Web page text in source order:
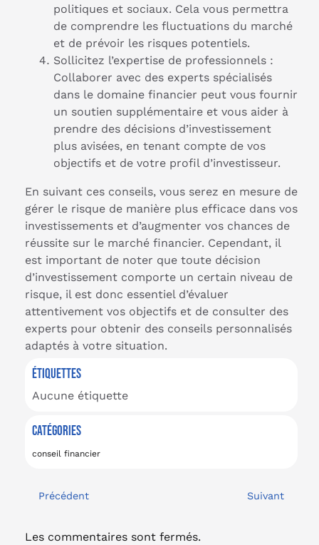
politiques et sociaux. Cela vous permettra
de comprendre les fluctuations du marché
et de prévoir les risques potentiels.
Sollicitez l’expertise de professionnels :
Collaborer avec des experts spécialisés
dans le domaine financier peut vous fournir
un soutien supplémentaire et vous aider à
prendre des décisions d’investissement
plus avisées, en tenant compte de vos
objectifs et de votre profil d’investisseur.
En suivant ces conseils, vous serez en mesure de
gérer le risque de manière plus efficace dans vos
investissements et d’augmenter vos chances de
réussite sur le marché financier. Cependant, il
est important de noter que toute décision
d’investissement comporte un certain niveau de
risque, il est donc essentiel d’évaluer
attentivement vos objectifs et de consulter des
experts pour obtenir des conseils personnalisés
adaptés à votre situation.
ÉTIQUETTES
Aucune étiquette
CATÉGORIES
conseil financier
Précédent Suivant
Les commentaires sont fermés.